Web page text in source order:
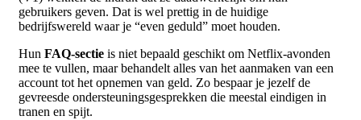
gebruikers geven. Dat is wel prettig in de huidige
bedrijfswereld waar je “even geduld” moet houden.
Hun FAQ-sectie is niet bepaald geschikt om Netflix-avonden
mee te vullen, maar behandelt alles van het aanmaken van een
account tot het opnemen van geld. Zo bespaar je jezelf de
gevreesde ondersteuningsgesprekken die meestal eindigen in
tranen en spijt.